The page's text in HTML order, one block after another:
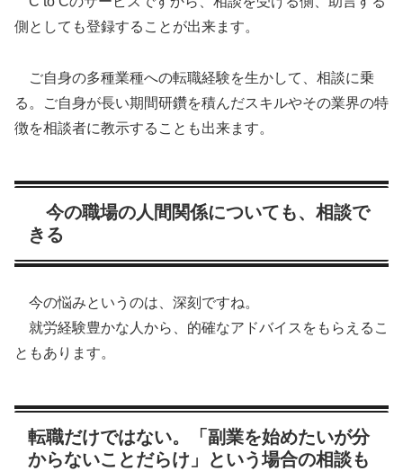
側としても登録することが出来ます。
ご自身の多種業種への転職経験を生かして、相談に乗
る。ご自身が長い期間研鑽を積んだスキルやその業界の特
徴を相談者に教示することも出来ます。
今の職場の人間関係についても、相談で
きる
今の悩みというのは、深刻ですね。
就労経験豊かな人から、的確なアドバイスをもらえるこ
ともあります。
転職だけではない。「副業を始めたいが分
からないことだらけ」という場合の相談も